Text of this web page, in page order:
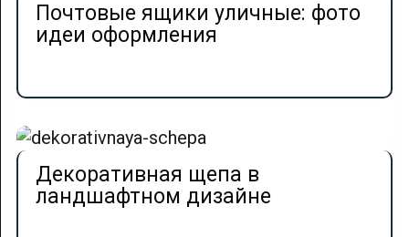
Почтовые ящики уличные: фото
идеи оформления
Декоративная щепа в
ландшафтном дизайне